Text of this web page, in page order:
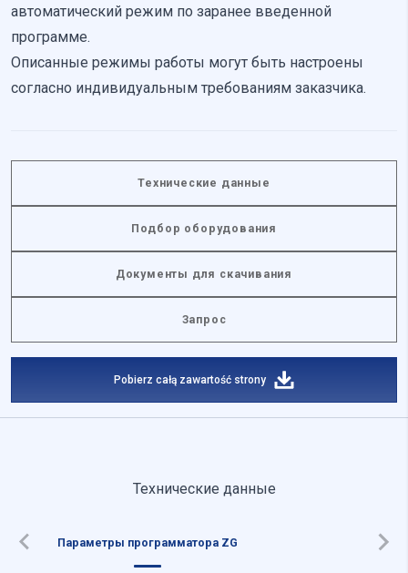
автоматический режим по заранее введенной
программе.
Описанные режимы работы могут быть настроены
согласно индивидуальным требованиям заказчика.
Технические данные
Подбор оборудования
Документы для скачивания
Запрос
Pobierz całą zawartość strony
Технические данные
Параметры программатора ZG
Неклассифицированные
Неклассифицированные файлы cookie — это файлы,
Принять все